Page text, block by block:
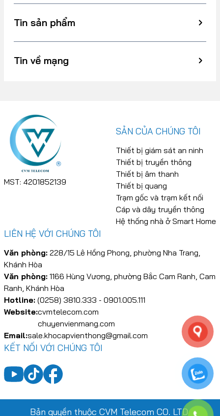
Tin sản phẩm
Tin về mạng
MST: 4201852139
SẢN CỦA CHÚNG TÔI
Thiết bị giám sát an ninh
Thiết bị truyền thông
Thiết bị âm thanh
Thiết bị quang
Trạm gốc và trạm kết nối
Cáp và dây truyền thông
Hệ thống nhà ở Smart Home
LIÊN HỆ VỚI CHÚNG TÔI
Văn phòng: 228/15 Lê Hồng Phong, phường Nha Trang,
Khánh Hòa
Văn phòng: 1166 Hùng Vương, phường Bắc Cam Ranh, Cam
Ranh, Khánh Hòa
Hotline: (0258) 3810.333 - 0901.005.111
Website:cvmtelecom.com
chuyenvienmang.com
Email:sale.khocapvienthong@gmail.com
KẾT NỐI VỚI CHÚNG TÔI
Bản quyền thuộc CVM Telecom CO. LTD.